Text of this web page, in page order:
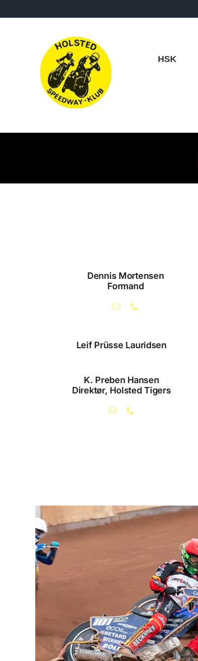
to
HSK
Dennis Mortensen
Formand
Leif Prüsse Lauridsen
K. Preben Hansen
Direktør, Holsted Tigers